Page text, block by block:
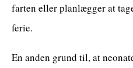
farten eller planlægger at
ferie.
En anden grund til, at